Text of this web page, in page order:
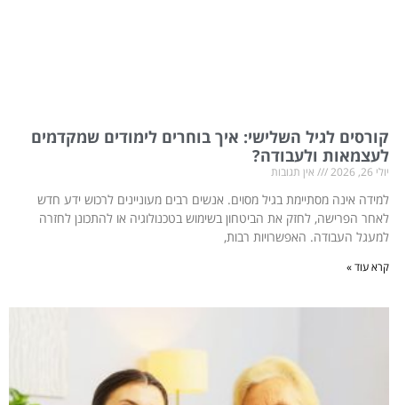
קורסים לגיל השלישי: איך בוחרים לימודים שמקדמים
לעצמאות ולעבודה?
יולי 26, 2026 אין תגובות
למידה אינה מסתיימת בגיל מסוים. אנשים רבים מעוניינים לרכוש ידע חדש
לאחר הפרישה, לחזק את הביטחון בשימוש בטכנולוגיה או להתכונן לחזרה
למעגל העבודה. האפשרויות רבות,
קרא עוד »